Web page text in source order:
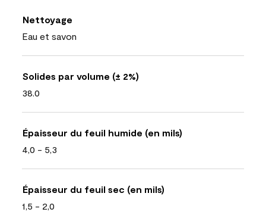
Nettoyage
Eau et savon
Solides par volume (± 2%)
38.0
Épaisseur du feuil humide (en mils)
4,0 - 5,3
Épaisseur du feuil sec (en mils)
1,5 - 2,0